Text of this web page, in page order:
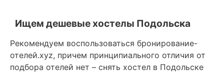
Ищем дешевые хостелы Подольска
Рекомендуем воспользоваться бронирование-
отелей.xyz, причем принципиального отличия от
подбора отелей нет – снять хостел в Подольске